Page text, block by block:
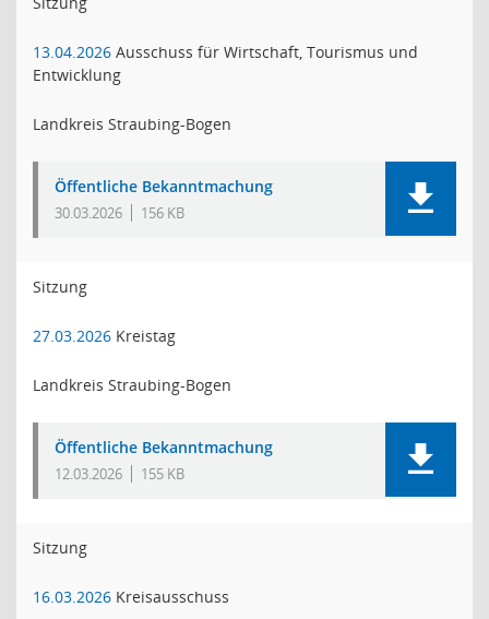
13.04.2026 Ausschuss für Wirtschaft, Tourismus und
Entwicklung
Landkreis Straubing-Bogen
Öffentliche Bekanntmachung
30.03.2026 156 KB
Sitzung
27.03.2026 Kreistag
Landkreis Straubing-Bogen
Öffentliche Bekanntmachung
12.03.2026 155 KB
Sitzung
16.03.2026 Kreisausschuss